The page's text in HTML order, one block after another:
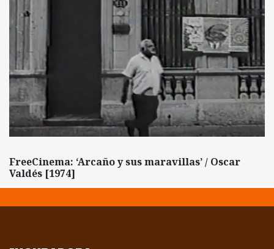
FreeCinema: ‘Arcaño y sus maravillas’ / Oscar
Valdés [1974]